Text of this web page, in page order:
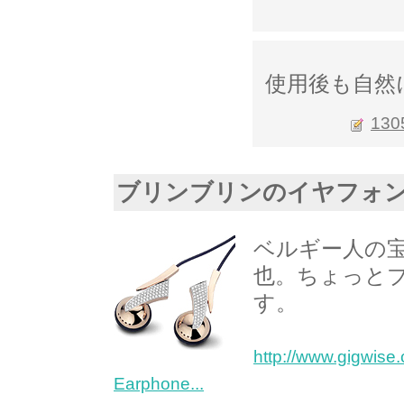
使用後も自
ブリンブリンのイヤフォ
ベルギー人の
也。ちょっと
す。
http://
Earphone...